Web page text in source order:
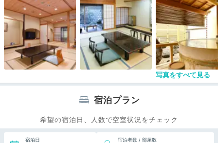
写真をすべて見る
宿泊プラン
希望の宿泊日、人数で空室状況をチェック
宿泊日 宿泊者数 / 部屋数